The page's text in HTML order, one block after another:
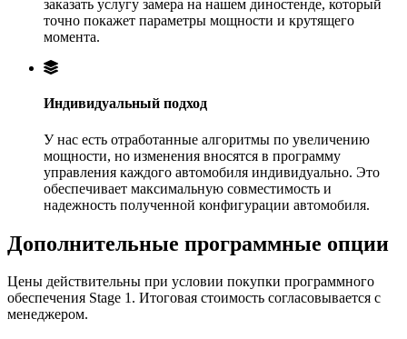
заказать услугу замера на нашем диностенде, который
точно покажет параметры мощности и крутящего
момента.
Индивидуальный подход
У нас есть отработанные алгоритмы по увеличению
мощности, но изменения вносятся в программу
управления каждого автомобиля индивидуально. Это
обеспечивает максимальную совместимость и
надежность полученной конфигурации автомобиля.
Дополнительные программные опции
Цены действительны при условии покупки программного
обеспечения Stage 1. Итоговая стоимость согласовывается с
менеджером.